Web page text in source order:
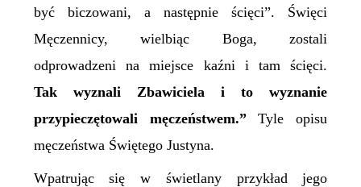
być biczowani, a następnie ścięci”. Święci
Męczennicy, wielbiąc Boga, zostali
odprowadzeni na miejsce kaźni i tam ścięci.
Tak wyznali Zbawiciela i to wyznanie
przypieczętowali męczeństwem.”Tyle opisu
męczeństwa Świętego Justyna.
Wpatrując się w świetlany przykład jego